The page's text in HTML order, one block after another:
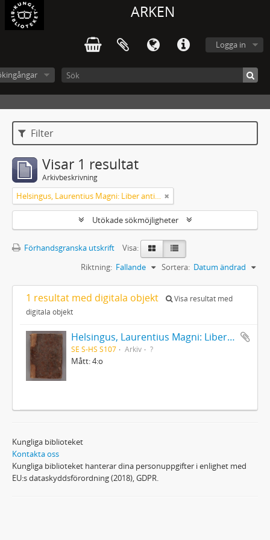
ARKEN
Logga in
Filter
Visar 1 resultat
Arkivbeskrivning
Helsingus, Laurentius Magni: Liber antiphonarius
Utökade sökmöjligheter
Förhandsgranska utskrift
Visa:
Sortera: Datum ändrad
Riktning: Fallande
1 resultat med digitala objekt
Visa resultat med
digitala objekt
Helsingus, Laurentius Magni: Liber antiphonarius
SE S-HS S107 Arkiv ?
Mått: 4:o
Kungliga biblioteket
Kontakta oss
Kungliga biblioteket hanterar dina personuppgifter i enlighet med
EU:s dataskyddsförordning (2018), GDPR.